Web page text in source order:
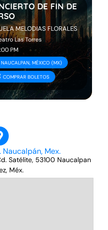
DE FIN DE
MELODIAS FLORALES
Las Torres
PM
NAUCALPAN, MÉXICO (MX)
COMPRAR BOLETOS
Naucalpán, Mex.
Satélite, 53100 Naucalpan
Méx.